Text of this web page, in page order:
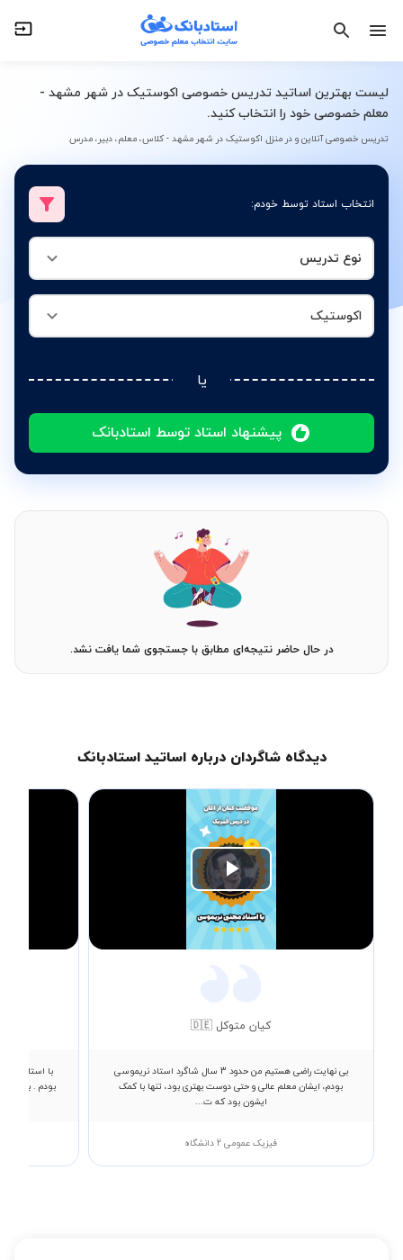
لیست بهترین اساتید تدریس خصوصی اکوستیک در شهر مشهد -
معلم خصوصی خود را انتخاب کنید.
تدریس خصوصی آنلاین و در منزل اکوستیک در شهر مشهد - کلاس، معلم، دبیر، مدرس
انتخاب استاد توسط خودم:
نوع تدریس
اکوستیک
یا
پیشنهاد استاد توسط استادبانک
اکوستیک
در حال حاضر نتیجه‌ای مطابق با جستجوی شما یافت نشد.
دیدگاه شاگردان درباره اساتید استادبانک
Play
Video
کیان متوکل 🇩🇪
بی نهایت راضی هستیم من حدود 3 سال شاگرد استاد نریموسی
بودم، ایشان معلم عالی و حتی دوست بهتری بود، تنها با کمک
ایشون بود که ت...
فیزیک عمومی 2 دانشگاه
با استاد
بودم . به